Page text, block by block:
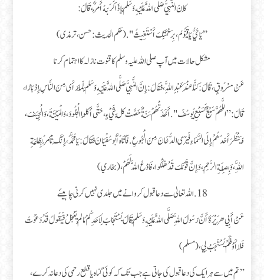
كَانَ النَّبِيُّ صَلَّى اللَّهُ عَلَيْهِ وَسَلَّمَ إِذَا كَرَبَهُ أَمْرٌ، قَالَ :
” يَا حَيُّ يَا قَيُّومُ ، بِرَحْمَتِكَ أَسْتَغِيثُ ". (حكم الحديث: حسن، ترمذی)
مشكل حالات میں آپ صلی اللہ علیہ و سلم کا قنوت نازلہ کا اہتمام کرنا
عَنْ مَسْرُوقٍ ، قَالَ : كُنَّا عِنْدَ عَبْدِ اللَّهِ ، فَقَالَ : إِنَّ النَّبِيَّ صَلَّى اللَّهُ عَلَيْهِ وَسَلَّمَ لَمَّا رَأَى مِنَ النَّاسِ إِدْبَارًا،
قَالَ : ” اللَّهُمَّ سَبْعٌ كَسَبْعِ يُوسُفَ ". أَخَذَتْهُمْ سَنَةٌ حَصَّتْ كُلَّ شَيْءٍ، حَتَّى أَكَلُوا الْجُلُودَ، وَالْمَيْتَةَ، وَالْجِيَفَ،
وَيَنْظُرَ أَحَدُهُمْ إِلَى السَّمَاءِ فَيَرَى الدُّخَانَ مِنَ الْجُوعِ. فَأَتَاهُ أَبُو سُفْيَانَ فَقَالَ : يَا مُحَمَّدُ، إِنَّكَ تَأْمُرُ بِطَاعَةِ
اللَّهِ، وَبِصِلَةِ الرَّحِمِ، وَإِنَّ قَوْمَكَ قَدْ هَلَكُوا، فَادْعُ اللَّهَ لَهُمْ، (بخاري)
18. اللہ تعالیٰ سے دعا قبول کروانے میں جلدی نہیں کرنی چاہیئے
عَنْ أَبِي هُرَيْرَةَ أَنَّ رَسُولَ اللَّهِ صَلَّى اللَّهُ عَلَيْهِ وَسَلَّمَ قَالَ يُسْتَجَابُ لِأَحَدِكُمْ مَا لَمْ يَعْجَلْ فَيَقُولُ قَدْ دَعَوْتُ
فَلَا أَوْ فَلَمْ يُسْتَجَبْ لِي، (مسلم)
’’تم میں سے ہر ایک کی دعا قبول کی جاتی ہے جب تک کہ کوئی گناہ یا قطع رحمی کی دعا نہ کرے،